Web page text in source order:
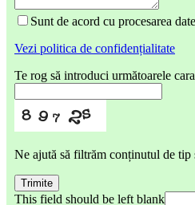
Sunt de acord cu procesarea
Vezi politica de confidențialitate
Te rog să introduci următoarele
Ne ajută să filtrăm conținutul de tip
Trimite
This field should be left blank